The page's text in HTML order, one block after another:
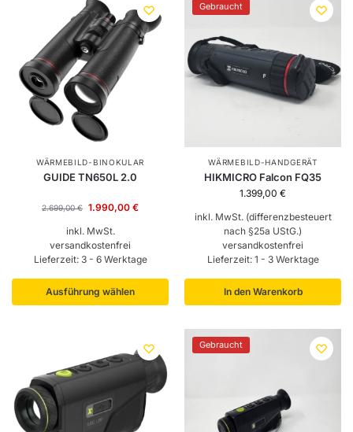
WÄRMEBILD-BINOKULAR
GUIDE TN650L 2.0
2.699,00€ 1.990,00 €
inkl. MwSt.
versandkostenfrei
Lieferzeit: 3 - 6 Werktage
Ausführung wählen
Gebraucht
WÄRMEBILD-HANDGERÄT
HIKMICRO Falcon FQ35
1.399,00 €
inkl. MwSt. (differenzbesteuert
nach §25a UStG.)
versandkostenfrei
Lieferzeit: 1 - 3 Werktage
In den Warenkorb
Gebraucht